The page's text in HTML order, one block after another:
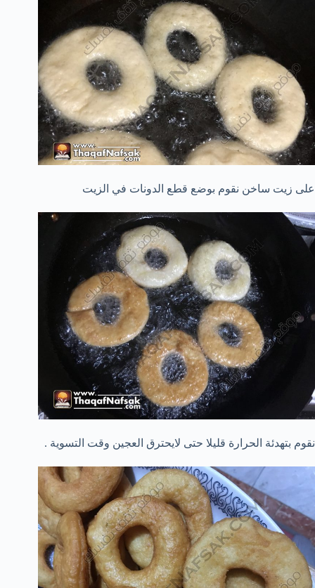
على زيت ساخن نقوم بوضع قطع الدونات في الزيت
نقوم بتهدئة الحرارة قليلا حتى لايحترق العجين وقت التسوية .